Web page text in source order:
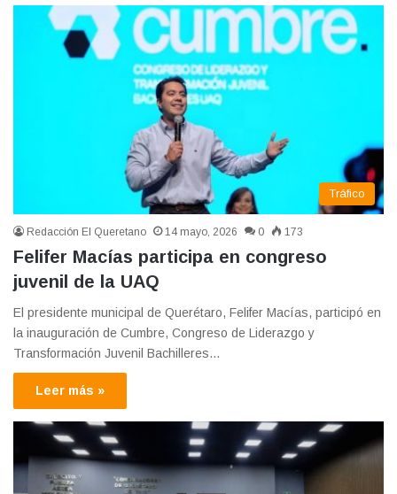
Tráfico
Redacción El Queretano 14 mayo, 2026 0 173
Felifer Macías participa en congreso
juvenil de la UAQ
El presidente municipal de Querétaro, Felifer Macías, participó en
la inauguración de Cumbre, Congreso de Liderazgo y
Transformación Juvenil Bachilleres…
Leer más »